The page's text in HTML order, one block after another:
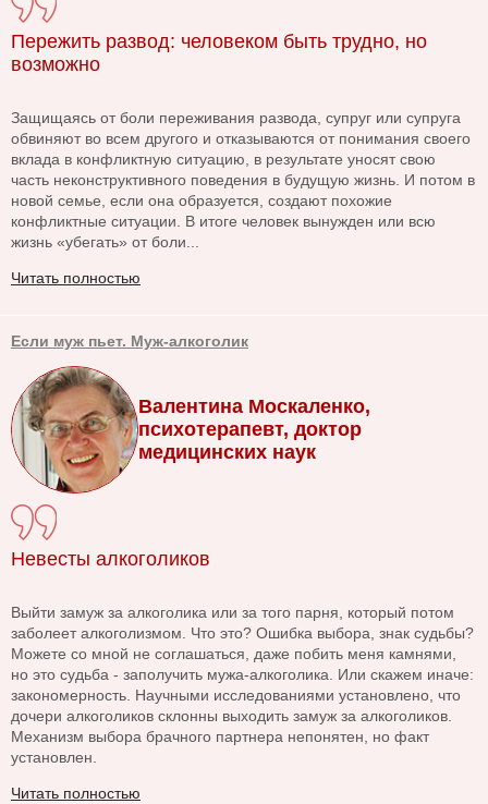
Пережить развод: человеком быть трудно, но
возможно
Защищаясь от боли переживания развода, супруг или супруга
обвиняют во всем другого и отказываются от понимания своего
вклада в конфликтную ситуацию, в результате уносят свою
часть неконструктивного поведения в будущую жизнь. И потом в
новой семье, если она образуется, создают похожие
конфликтные ситуации. В итоге человек вынужден или всю
жизнь «убегать» от боли...
Читать полностью
Если муж пьет. Муж-алкоголик
Валентина Москаленко,
психотерапевт, доктор
медицинских наук
Невесты алкоголиков
Выйти замуж за алкоголика или за того парня, который потом
заболеет алкоголизмом. Что это? Ошибка выбора, знак судьбы?
Можете со мной не соглашаться, даже побить меня камнями,
но это судьба - заполучить мужа-алкоголика. Или скажем иначе:
закономерность. Научными исследованиями установлено, что
дочери алкоголиков склонны выходить замуж за алкоголиков.
Механизм выбора брачного партнера непонятен, но факт
установлен.
Читать полностью